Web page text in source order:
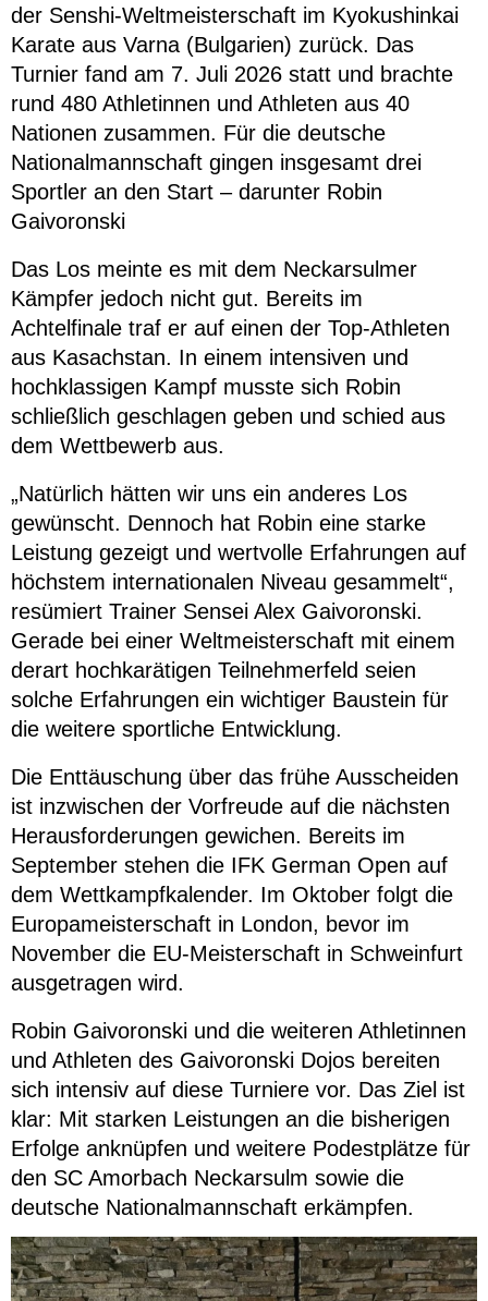
der Senshi-Weltmeisterschaft im Kyokushinkai
Karate aus Varna (Bulgarien) zurück. Das
Turnier fand am 7. Juli 2026 statt und brachte
rund 480 Athletinnen und Athleten aus 40
Nationen zusammen. Für die deutsche
Nationalmannschaft gingen insgesamt drei
Sportler an den Start – darunter Robin
Gaivoronski
Das Los meinte es mit dem Neckarsulmer
Kämpfer jedoch nicht gut. Bereits im
Achtelfinale traf er auf einen der Top-Athleten
aus Kasachstan. In einem intensiven und
hochklassigen Kampf musste sich Robin
schließlich geschlagen geben und schied aus
dem Wettbewerb aus.
„Natürlich hätten wir uns ein anderes Los
gewünscht. Dennoch hat Robin eine starke
Leistung gezeigt und wertvolle Erfahrungen auf
höchstem internationalen Niveau gesammelt“,
resümiert Trainer Sensei Alex Gaivoronski.
Gerade bei einer Weltmeisterschaft mit einem
derart hochkarätigen Teilnehmerfeld seien
solche Erfahrungen ein wichtiger Baustein für
die weitere sportliche Entwicklung.
Die Enttäuschung über das frühe Ausscheiden
ist inzwischen der Vorfreude auf die nächsten
Herausforderungen gewichen. Bereits im
September stehen die IFK German Open auf
dem Wettkampfkalender. Im Oktober folgt die
Europameisterschaft in London, bevor im
November die EU-Meisterschaft in Schweinfurt
ausgetragen wird.
Robin Gaivoronski und die weiteren Athletinnen
und Athleten des Gaivoronski Dojos bereiten
sich intensiv auf diese Turniere vor. Das Ziel ist
klar: Mit starken Leistungen an die bisherigen
Erfolge anknüpfen und weitere Podestplätze für
den SC Amorbach Neckarsulm sowie die
deutsche Nationalmannschaft erkämpfen.